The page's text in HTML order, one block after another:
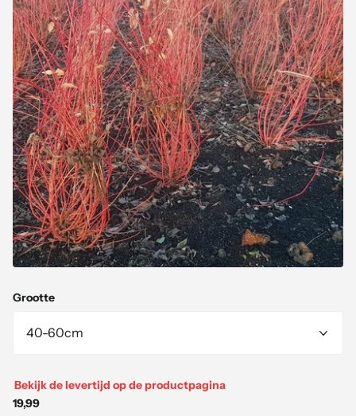
Grootte
Bekijk de levertijd op de productpagina
19,99